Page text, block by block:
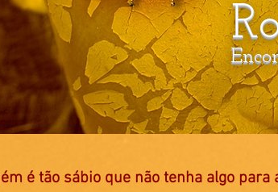
é tão sábio que não tenha algo